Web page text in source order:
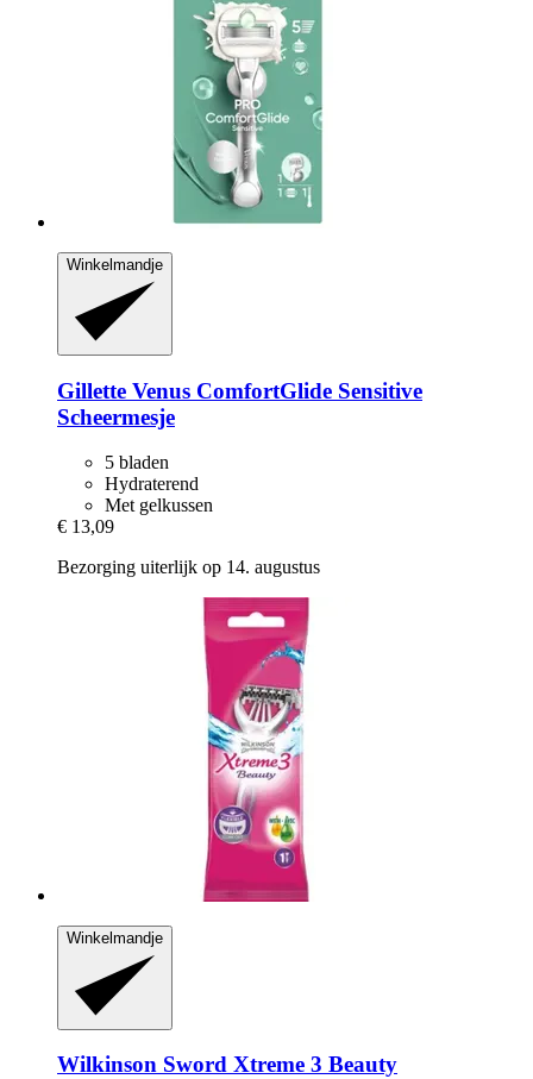
Winkelmandje
Gillette Venus ComfortGlide Sensitive
Scheermesje
5 bladen
Hydraterend
Met gelkussen
€ 13,09
Bezorging uiterlijk op 14. augustus
Winkelmandje
Wilkinson Sword Xtreme 3 Beauty